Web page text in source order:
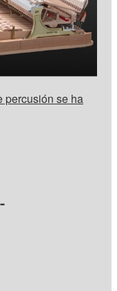
percusión se ha